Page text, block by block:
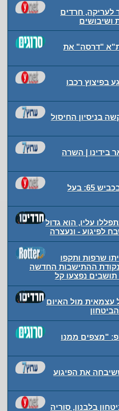
לעריקה, חרדים
ושיבושים
ת"א "דרסה" את
בפיצוץ רכבו
בניסיון החיסול
בידינו | השרה
הפצועים בניסיון החיסול בכביש 65: בעל
עליו, הוא גדול
לפיגוע - ונעצרה
שרפות ותקפו
ההתישבות החדשה
עצמאית מול האיום
"מצפים ממנו
את הפיגוע
בלבנון, סוריה